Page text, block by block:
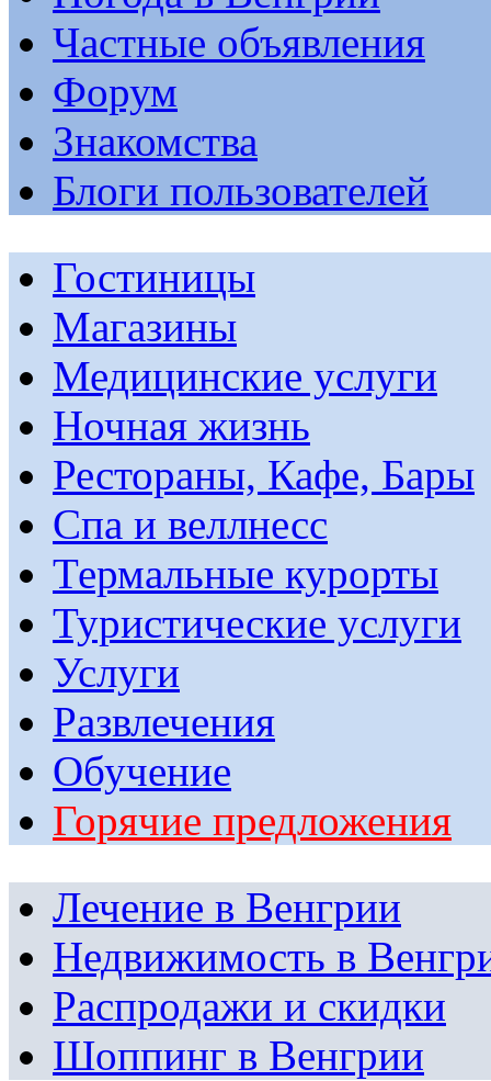
Частные объявления
Форум
Знакомства
Блоги пользователей
Гостиницы
Магазины
Медицинские услуги
Ночная жизнь
Рестораны, Кафе, Бары
Спа и веллнесс
Термальные курорты
Туристические услуги
Услуги
Развлечения
Обучение
Горячие предложения
Лечение в Венгрии
Недвижимость в
Распродажи и скидки
Шоппинг в Венгрии